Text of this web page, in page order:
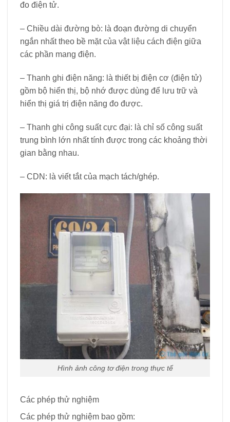
đo điện tử.
– Chiều dài đường bò: là đoạn đường di chuyển
ngắn nhất theo bề mặt của vật liệu cách điện giữa
các phần mang điện.
– Thanh ghi điện năng: là thiết bị điện cơ (điện tử)
gồm bộ hiển thị, bộ nhớ được dùng để lưu trữ và
hiển thị giá trị điện năng đo được.
– Thanh ghi công suất cực đại: là chỉ số công suất
trung bình lớn nhất tính được trong các khoảng thời
gian bằng nhau.
– CDN: là viết tắt của mạch tách/ghép.
Hình ảnh công tơ điện trong thực tế
Các phép thử nghiệm
Các phép thử nghiệm bao gồm: